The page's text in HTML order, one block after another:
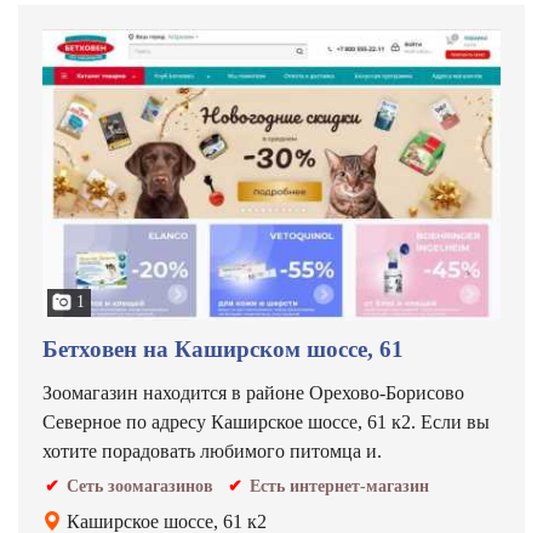
1
Бетховен на Каширском шоссе, 61
Зоомагазин находится в районе Орехово-Борисово
Северное по адресу Каширское шоссе, 61 к2. Если вы
хотите порадовать любимого питомца и.
Сеть зоомагазинов Есть интернет-магазин
Каширское шоссе, 61 к2